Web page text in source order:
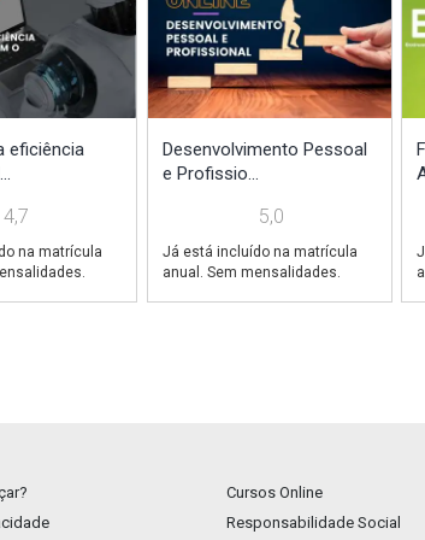
eficiência
4,7
na matrícula
Desenvolvimento Pessoal
e Profissio...
5,0
Já está incluído na matrícula
anual. Sem mensalidades.
Cursos Online
Responsabilidade Social